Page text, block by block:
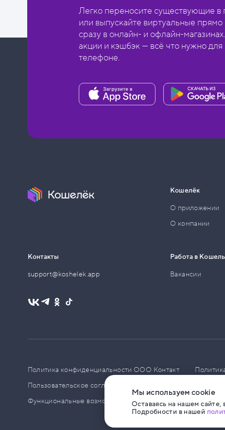
Легко переносите существующие в
или выпускайте виртуальные
сразу в онлайн- и офлайн-
акции и кэшбэк — всё что нужно
телефоне.
Контакты
support@koshelek.app
Кошелёк
О приложении
О компании
Работа в
Вакансии
Политика конфиденциальности ООО Контакт
Пользовательское соглашение
Функциональные возможности ПО
Мы используем cookie
Оставаясь на нашем сайте,
Подробности в нашей